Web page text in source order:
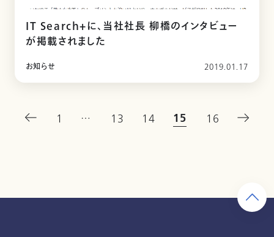
IT Search+に、当社社長 柳橋のインタビュー
が掲載されました
お知らせ 2019.01.17
1 … 13 14 15 16